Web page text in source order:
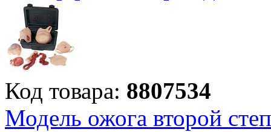
Код товара: 8807534
Модель ожога второй